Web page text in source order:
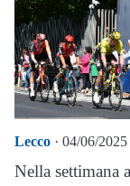
Lecco · 04/06/
Nella settimana